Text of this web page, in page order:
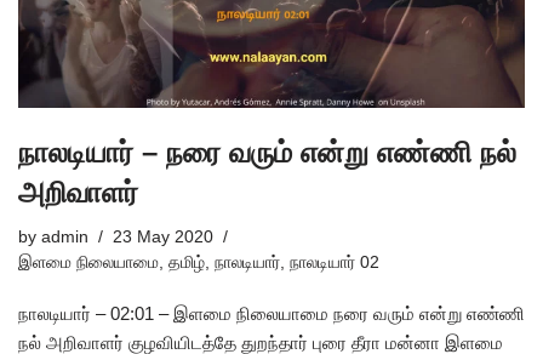
நாலடியார் – நரை வரும் என்று எண்ணி நல்
அறிவாளர்
by admin
23 May 2020
இளமை நிலையாமை, தமிழ், நாலடியார், நாலடியார் 02
நாலடியார் – 02:01 – இளமை நிலையாமை நரை வரும் என்று எண்ணி
நல் அறிவாளர் குழவியிடத்தே துறந்தார் புரை தீரா மன்னா இளமை